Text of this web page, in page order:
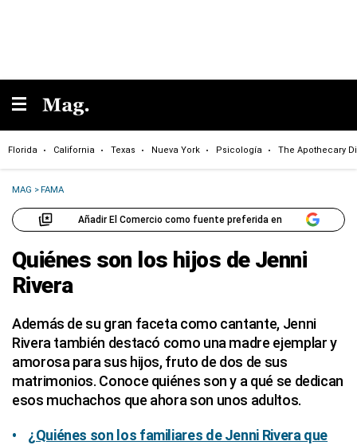
Florida California Texas Nueva York Psicología The Apothecary
MAG >FAMA
Añadir El Comercio como fuente preferida en
Quiénes son los hijos de Jenni
Rivera
Además de su gran faceta como cantante, Jenni
Rivera también destacó como una madre ejemplar y
amorosa para sus hijos, fruto de dos de sus
matrimonios. Conoce quiénes son y a qué se dedican
esos muchachos que ahora son unos adultos.
¿Quiénes son los familiares de Jenni Rivera que